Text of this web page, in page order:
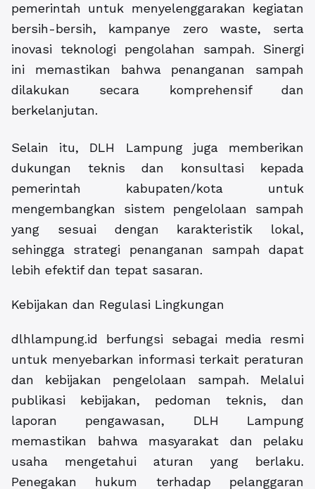
pemerintah untuk menyelenggarakan kegiatan
bersih-bersih, kampanye zero waste, serta
inovasi teknologi pengolahan sampah. Sinergi
ini memastikan bahwa penanganan sampah
dilakukan secara komprehensif dan
berkelanjutan.
Selain itu, DLH Lampung juga memberikan
dukungan teknis dan konsultasi kepada
pemerintah kabupaten/kota untuk
mengembangkan sistem pengelolaan sampah
yang sesuai dengan karakteristik lokal,
sehingga strategi penanganan sampah dapat
lebih efektif dan tepat sasaran.
Kebijakan dan Regulasi Lingkungan
dlhlampung.id berfungsi sebagai media resmi
untuk menyebarkan informasi terkait peraturan
dan kebijakan pengelolaan sampah. Melalui
publikasi kebijakan, pedoman teknis, dan
laporan pengawasan, DLH Lampung
memastikan bahwa masyarakat dan pelaku
usaha mengetahui aturan yang berlaku.
Penegakan hukum terhadap pelanggaran